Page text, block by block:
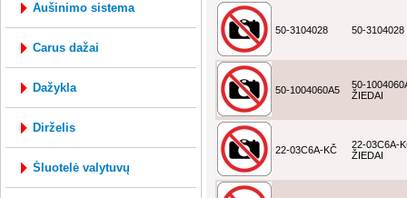
aušinimo sistema
carus dažai
dažykla
dirželis
šluotelė valytuvų
50-3104028 50-3104028
50-1004060A5
50-
ŽIEDAI
22-03C6A-KČ
22-03C6A-
ŽIEDAI